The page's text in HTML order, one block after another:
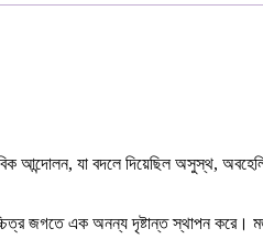
আন্দোলন, যা বদলে দিয়েছিল অসুস্থ,
জগতে এক অনন্য দৃষ্টান্ত স্থাপন করে।